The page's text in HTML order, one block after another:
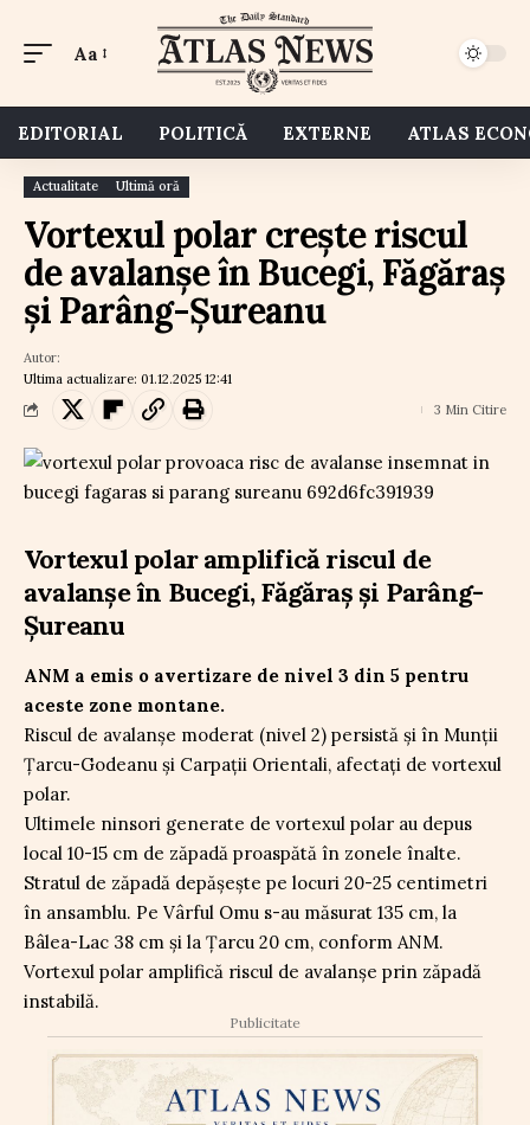
Aa
EDITORIAL POLITICĂ EXTERNE ATLAS
Actualitate Ultimă oră
Vortexul polar crește riscul
de avalanșe în Bucegi, Făgăraș
și Parâng-Șureanu
Ultima actualizare: 01.12.2025 12:41
Autor:
3 Min Citire
Vortexul polar amplifică riscul de
avalanșe în Bucegi, Făgăraș și Parâng-
Șureanu
ANM a emis o avertizare de nivel 3 din 5 pentru
aceste zone montane.
Riscul de avalanșe moderat (nivel 2) persistă și în Munții
Țarcu-Godeanu și Carpații Orientali, afectați de vortexul
polar.
Ultimele ninsori generate de vortexul polar au depus
local 10-15 cm de zăpadă proaspătă în zonele înalte.
Stratul de zăpadă depășește pe locuri 20-25 centimetri
în ansamblu. Pe Vârful Omu s-au măsurat 135 cm, la
Bâlea-Lac 38 cm și la Țarcu 20 cm, conform ANM.
Vortexul polar amplifică riscul de avalanșe prin zăpadă
instabilă.
Publicitate